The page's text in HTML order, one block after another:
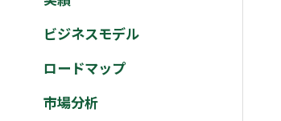
ビジネスモデル
ロードマップ
市場分析